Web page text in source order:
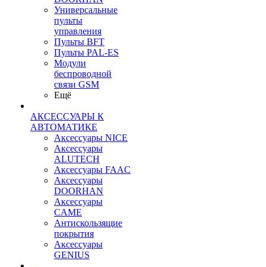
Универсальные
пульты
управления
Пульты BFT
Пульты PAL-ES
Модули
беспроводной
связи GSM
Ещё
АКСЕССУАРЫ К
АВТОМАТИКЕ
Аксессуары NICE
Аксессуары
ALUTECH
Аксессуары FAAC
Аксессуары
DOORHAN
Аксессуары
CAME
Антискользящие
покрытия
Аксессуары
GENIUS